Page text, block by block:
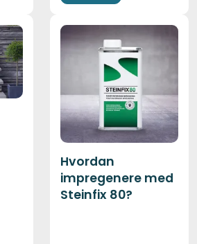
Hvordan
impregenere med
Steinfix 80?